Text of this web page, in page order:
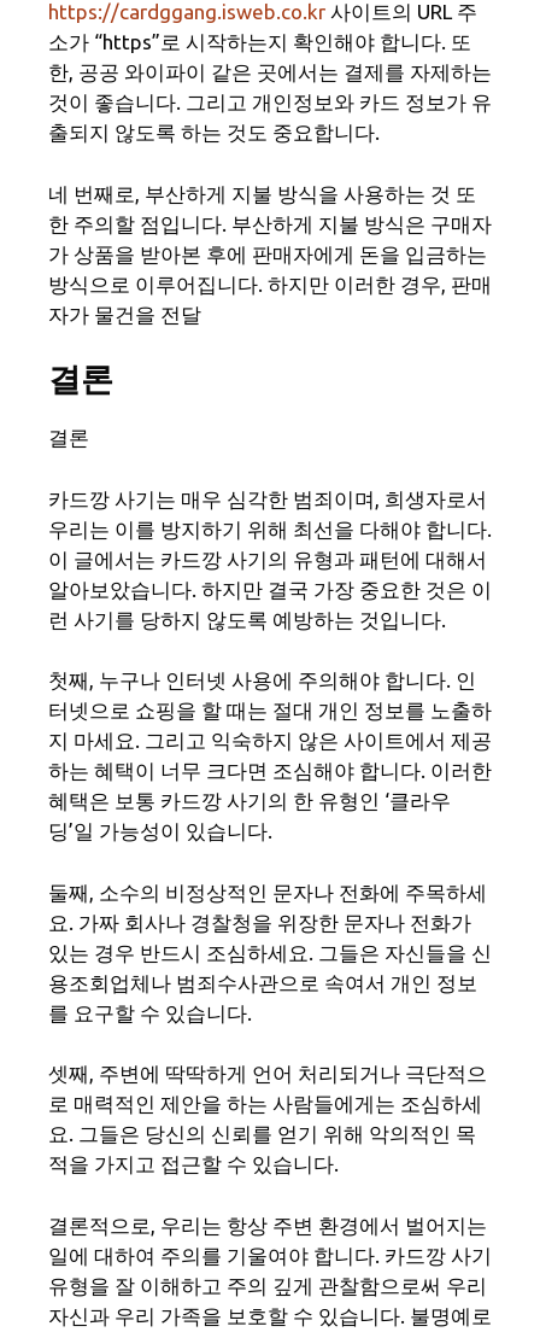
https://cardggang.isweb.co.kr 사이트의 URL 주
소가 “https”로 시작하는지 확인해야 합니다. 또
한, 공공 와이파이 같은 곳에서는 결제를 자제하는
것이 좋습니다. 그리고 개인정보와 카드 정보가 유
출되지 않도록 하는 것도 중요합니다.
네 번째로, 부산하게 지불 방식을 사용하는 것 또
한 주의할 점입니다. 부산하게 지불 방식은 구매자
가 상품을 받아본 후에 판매자에게 돈을 입금하는
방식으로 이루어집니다. 하지만 이러한 경우, 판매
자가 물건을 전달
결론
결론
카드깡 사기는 매우 심각한 범죄이며, 희생자로서
우리는 이를 방지하기 위해 최선을 다해야 합니다.
이 글에서는 카드깡 사기의 유형과 패턴에 대해서
알아보았습니다. 하지만 결국 가장 중요한 것은 이
런 사기를 당하지 않도록 예방하는 것입니다.
첫째, 누구나 인터넷 사용에 주의해야 합니다. 인
터넷으로 쇼핑을 할 때는 절대 개인 정보를 노출하
지 마세요. 그리고 익숙하지 않은 사이트에서 제공
하는 혜택이 너무 크다면 조심해야 합니다. 이러한
혜택은 보통 카드깡 사기의 한 유형인 ‘클라우
딩’일 가능성이 있습니다.
둘째, 소수의 비정상적인 문자나 전화에 주목하세
요. 가짜 회사나 경찰청을 위장한 문자나 전화가
있는 경우 반드시 조심하세요. 그들은 자신들을 신
용조회업체나 범죄수사관으로 속여서 개인 정보
를 요구할 수 있습니다.
셋째, 주변에 딱딱하게 언어 처리되거나 극단적으
로 매력적인 제안을 하는 사람들에게는 조심하세
요. 그들은 당신의 신뢰를 얻기 위해 악의적인 목
적을 가지고 접근할 수 있습니다.
결론적으로, 우리는 항상 주변 환경에서 벌어지는
일에 대하여 주의를 기울여야 합니다. 카드깡 사기
유형을 잘 이해하고 주의 깊게 관찰함으로써 우리
자신과 우리 가족을 보호할 수 있습니다. 불명예로